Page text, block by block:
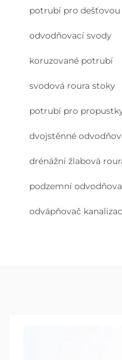
potrubí pro dešťovou
odvodňovací svody
koruzované potrubí
svodová roura stoky
potrubí pro
dvojstěnné
drénážní žlabová
podzemní
odvápňovač